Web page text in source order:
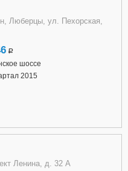
Люберцы, ул. Пехорская,
a
шоссе
2015
Ленина, д. 32 А